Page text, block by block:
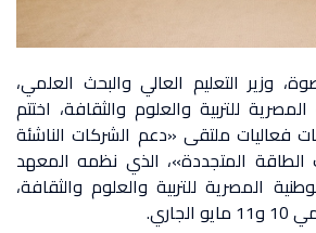
وزير التعليم العالي والبحث العلمي،
للتربية والعلوم والثقافة، اختتم
فعاليات ملتقى «دعم الشركات الناشئة
الطاقة المتجددة»، الذي نظمه المعهد
المصرية للتربية والعلوم والثقافة،